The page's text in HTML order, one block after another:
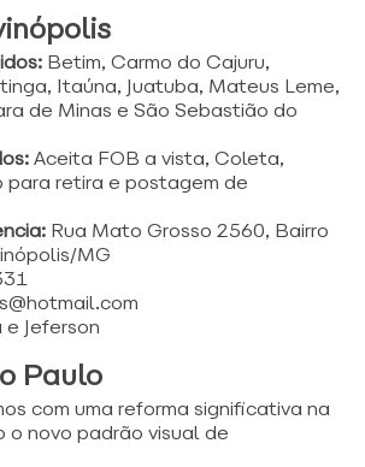
Betim, Carmo do Cajuru,
Itaúna, Juatuba, Mateus Leme,
de Minas e São Sebastião do
Aceita FOB a vista, Coleta,
para retira e postagem de
Rua Mato Grosso 2560, Bairro
MG
Jeferson
Paulo
com uma reforma significativa na
o novo padrão visual de